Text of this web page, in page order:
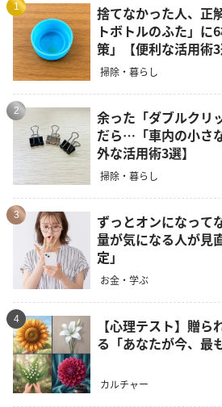
1
捨てなかった人、正
トボトルのふた」に
策」【便利な活用術3
掃除・暮らし
2
余った「ダブルクリ
だら…「車内の小さ
外な活用術3選】
掃除・暮らし
3
ずっとオンになって
量が気になる人が見
定」
お金・学ぶ
4
【心理テスト】贈
る「あなたが今、最
カルチャー